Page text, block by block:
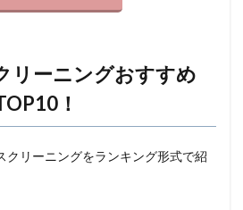
リーニングおすすめ
！
クリーニングをランキング形式で紹